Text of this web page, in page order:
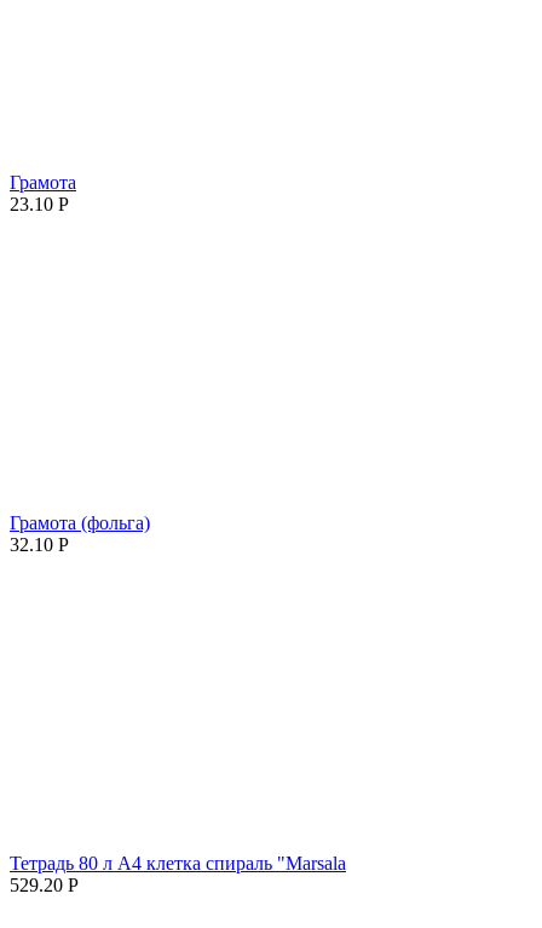
Грамота
23.10 Р
Грамота (фольга)
32.10 Р
Тетрадь 80 л А4 клетка спираль "Marsalа
529.20 Р